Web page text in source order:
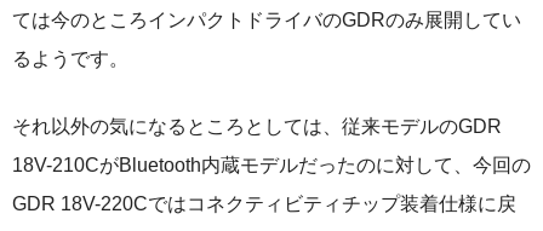
ては今のところインパクトドライバのGDRのみ展開してい
るようです。
それ以外の気になるところとしては、従来モデルのGDR
18V-210CがBluetooth内蔵モデルだったのに対して、今回の
GDR 18V-220Cではコネクティビティチップ装着仕様に戻